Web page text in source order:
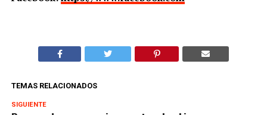
TEMAS RELACIONADOS
SIGUIENTE